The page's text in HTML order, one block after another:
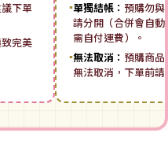
下單
完美
▪單獨結帳： 預購勿與
請分開（合併會自
需自付運費）。
▪無法取消： 預購商品
無法取消，下單前